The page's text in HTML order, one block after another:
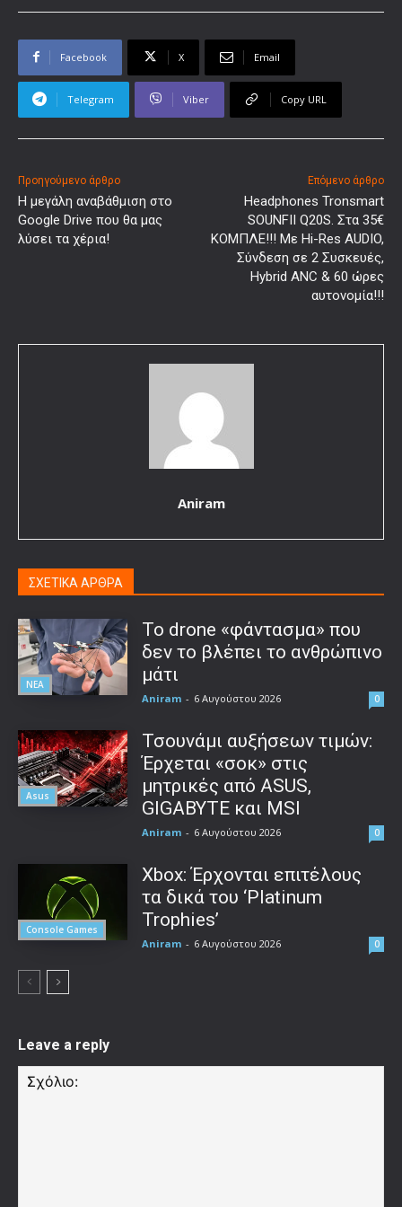
Facebook X Email
Telegram Viber Copy URL
Προηγούμενο άρθρο
Η μεγάλη αναβάθμιση στο
Google Drive που θα μας
λύσει τα χέρια!
Επόμενο άρθρο
Headphones Tronsmart
SOUNFII Q20S. Στα 35€
ΚΟΜΠΛΕ!!! Με Hi-Res AUDIO,
Σύνδεση σε 2 Συσκευές,
Hybrid ANC & 60 ώρες
αυτονομία!!!
Aniram
ΣΧΕΤΙΚΑ ΑΡΘΡΑ
ΝΕΑ
Το drone «φάντασμα» που
δεν το βλέπει το ανθρώπινο
μάτι
Aniram - 6 Αυγούστου 2026 0
Asus
Τσουνάμι αυξήσεων τιμών:
Έρχεται «σοκ» στις
μητρικές από ASUS,
GIGABYTE και MSI
Aniram - 6 Αυγούστου 2026 0
Console Games
Xbox: Έρχονται επιτέλους
τα δικά του ‘Platinum
Trophies’
Aniram - 6 Αυγούστου 2026 0
Leave a reply